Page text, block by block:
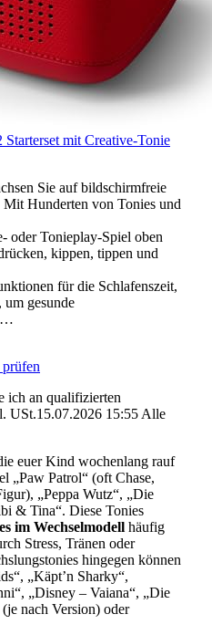
Starterset mit Creative-Tonie
Sie auf bildschirmfreie
Hunderten von Tonies und
oder Tonieplay-Spiel oben
kippen, tippen und
für die Schlafenszeit,
gesunde
prüfen
ich an qualifizierten
USt.15.07.2026 15:55 Alle
euer Kind wochenlang rauf
„Paw Patrol“ (oft Chase,
„Peppa Wutz“, „Die
& Tina“. Diese Tonies
im Wechselmodell häufig
Stress, Tränen oder
hingegen können
„Käpt’n Sharky“,
„Disney – Vaiana“, „Die
nach Version) oder